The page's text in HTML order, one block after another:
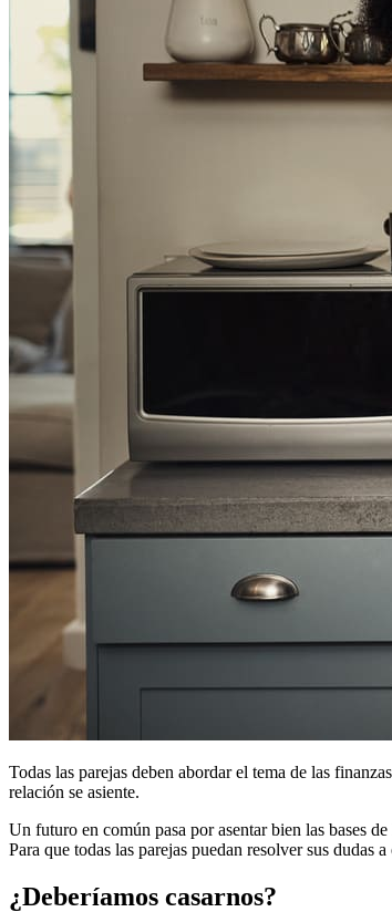
Todas las parejas deben abordar el tema de las
relación se asiente.
Un futuro en común pasa por asentar bien las bases
Para que todas las parejas puedan resolver sus dudas
¿Deberíamos casarnos?